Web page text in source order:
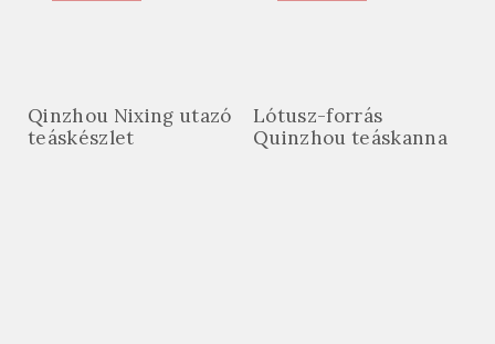
Qinzhou Nixing utazó
teáskészlet
Lótusz-forrás
Quinzhou teáskanna